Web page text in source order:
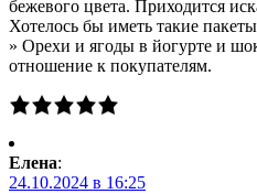
бежевого цвета. Приходится
Хотелось бы иметь такие
» Орехи и ягоды в йогурте и
отношение к покупателям.
Елена:
24.10.2024 в 16:25